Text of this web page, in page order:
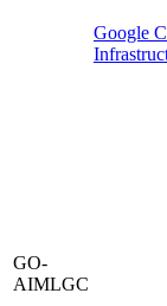
Google
GO-
AIMLGC